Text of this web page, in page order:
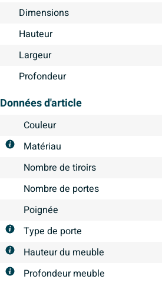
Dimensions
Hauteur
Largeur
Profondeur
Données d'article
Couleur
Matériau
Nombre de tiroirs
Nombre de portes
Poignée
Type de porte
Hauteur du meuble
Profondeur meuble